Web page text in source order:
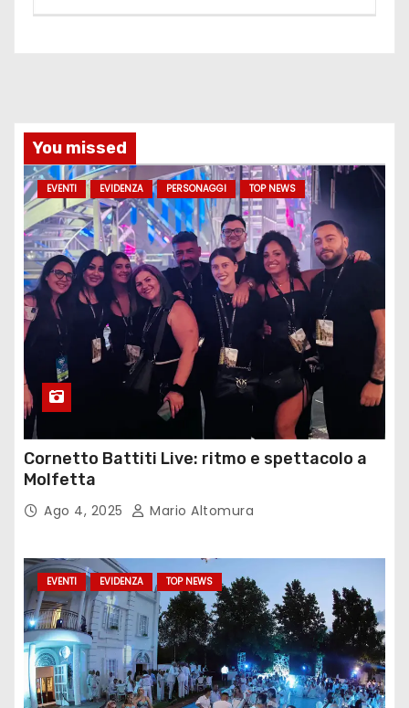
You missed
EVENTI EVIDENZA PERSONAGGI TOP NEWS
Cornetto Battiti Live: ritmo e spettacolo a
Molfetta
Ago 4, 2025 Mario Altomura
EVENTI EVIDENZA TOP NEWS